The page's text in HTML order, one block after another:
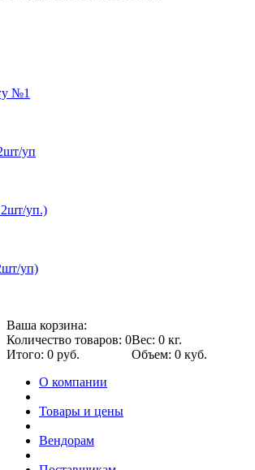
№1
уп
уп.)
уп)
Ваша корзина:
Количество товаров: 0Вес: 0 кг.
Итого: 0 руб.
Объем: 0 куб.
О компании
Товары и цены
Вендорам